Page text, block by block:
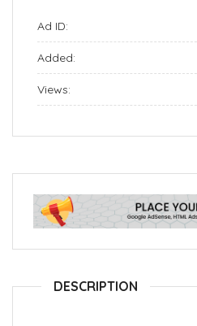
Ad ID:
Added:
Views:
DESCRIPTION